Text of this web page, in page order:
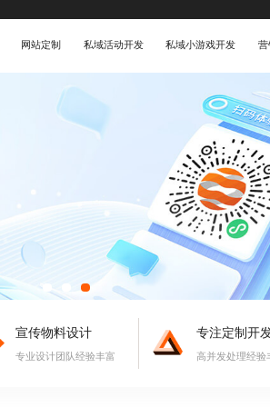
网站定制 私域活动开发 私域小游戏开发 营
宣传物料设计
专业设计团队经验丰富
专注定制开
高并发处理经验